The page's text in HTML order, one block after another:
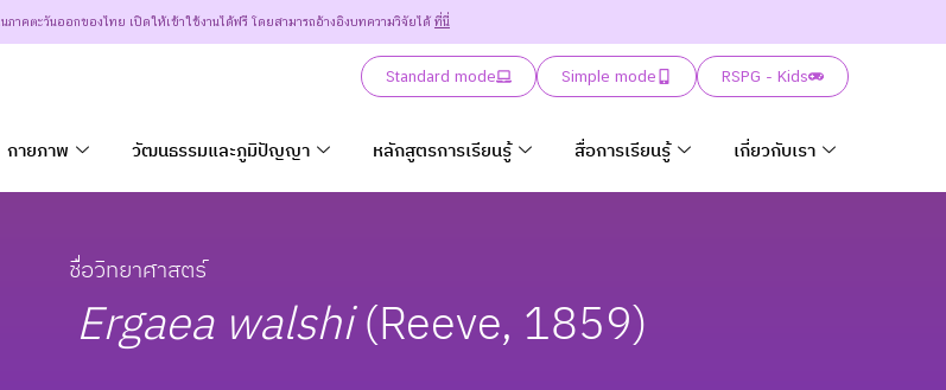
คตะวันออกของไทย เปิดให้เข้าใช้งานได้ฟรี โดยสามารถอ้างอิงบทความวิจัยได้ ที่นี่
Standard mode Simple mode RSPG - Kids
กายภาพ วัฒนธรรมและภูมิปัญญา หลักสูตรการเรียนรู้ สื่อการเรียนรู้ เกี่ยวกับเรา
ชื่อวิทยาศาสตร์
Ergaea walshi (Reeve, 1859)